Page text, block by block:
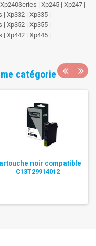
| Xp245 | Xp247 |
| Xp332 | Xp335 |
| Xp352 | Xp355 |
| Xp442 | Xp445 |
catégorie
noir compatible
C13T29914012